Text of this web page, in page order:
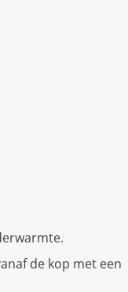
de kop met een